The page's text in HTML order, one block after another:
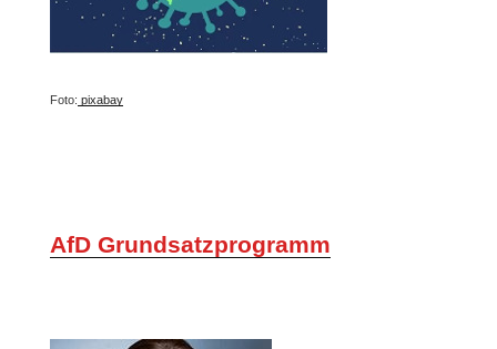
Foto: pixabay
AfD Grundsatzprogramm